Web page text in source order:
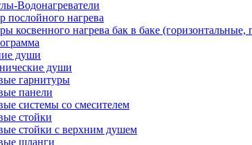
Водонагреватели
послойного нагрева
косвенного нагрева бак в баке (горизонтальные,
души
души
гарнитуры
панели
системы со смесителем
стойки
стойки с верхним душем
шланги